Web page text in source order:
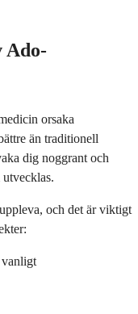
Ado-
orsaka
än traditionell
dig noggrant och
och det är viktigt
vanligt